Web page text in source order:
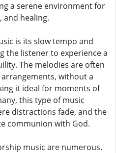
a serene environment for
healing.
is its slow tempo and
the listener to experience a
The melodies are often
without a
it ideal for moments of
this type of music
distractions fade, and the
communion with God.
music are numerous.